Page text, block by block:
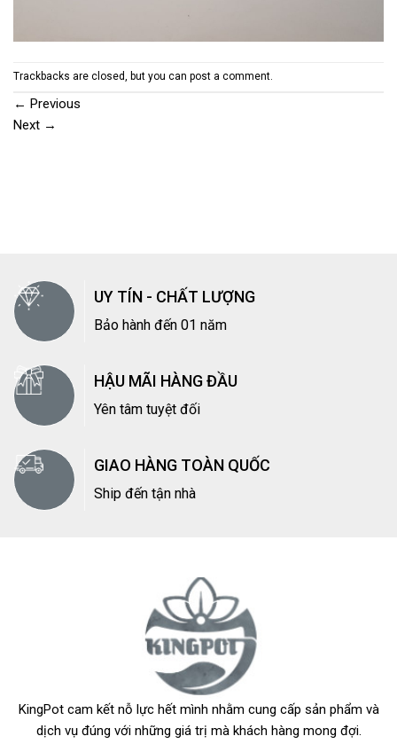
Trackbacks are closed, but you can post a comment
← Previous
Next →
UY TÍN - CHẤT LƯỢNG
Bảo hành đến 01 năm
HẬU MÃI HÀNG ĐẦU
Yên tâm tuyệt đối
GIAO HÀNG TOÀN QUỐC
Ship đến tận nhà
KingPot cam kết nỗ lực hết mình nhằm cung cấp sản phẩm và
dịch vụ đúng với những giá trị mà khách hàng mong đợi.